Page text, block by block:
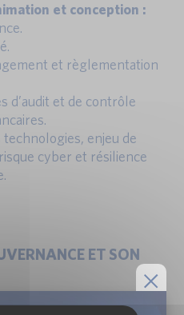
et conception :
et règlementation
d’audit et de contrôle
enjeu de
cyber et résilience
ET SON